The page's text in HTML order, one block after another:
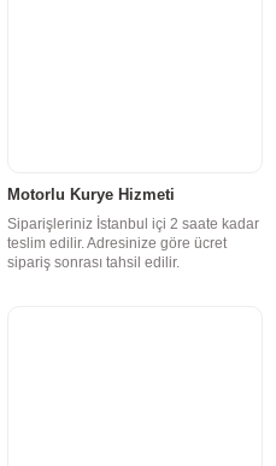
Motorlu Kurye Hizmeti
Siparişleriniz İstanbul içi 2 saate kadar
teslim edilir. Adresinize göre ücret
sipariş sonrası tahsil edilir.